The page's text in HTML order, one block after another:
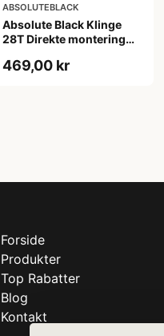
ABSOLUTEBLACK
Absolute Black Klinge
28T Direkte montering
469,00 kr
Forside
Produkter
Top Rabatter
Blog
Kontakt